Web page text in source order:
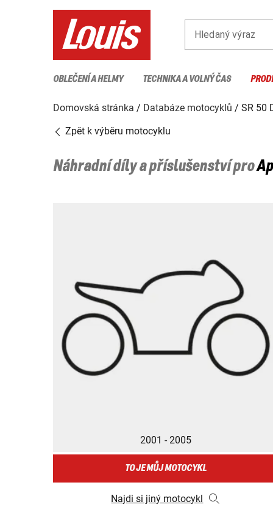
Hledaný výraz
OBLEČENÍ A HELMY TECHNIKA A VOLNÝ ČAS
Domovská stránka Databáze motocyklů
SR 50
Zpět k výběru motocyklu
Náhradní díly a příslušenství pro
2001 - 2005
TO JE MŮJ MOTOCYKL
Najdi si jiný motocykl